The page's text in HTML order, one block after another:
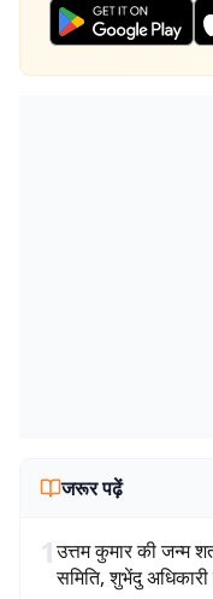
जरूर पढ़ें
1उत्तम कुमार की जन्म
समिति, शुभेंदु